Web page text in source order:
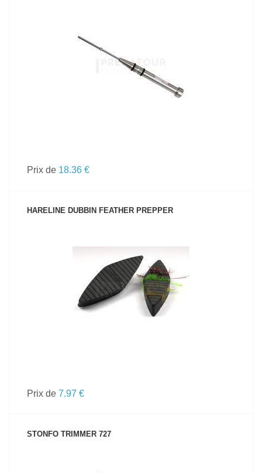
VOIR LE PRODUIT
Prix de 18.36 €
HARELINE DUBBIN FEATHER PREPPER
VOIR LE PRODUIT
Prix de 7.97 €
STONFO TRIMMER 727